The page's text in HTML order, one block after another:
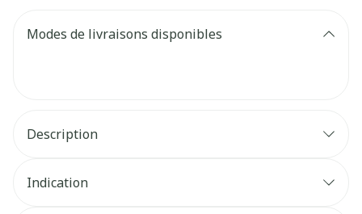
Modes de livraisons disponibles
Description
Indication